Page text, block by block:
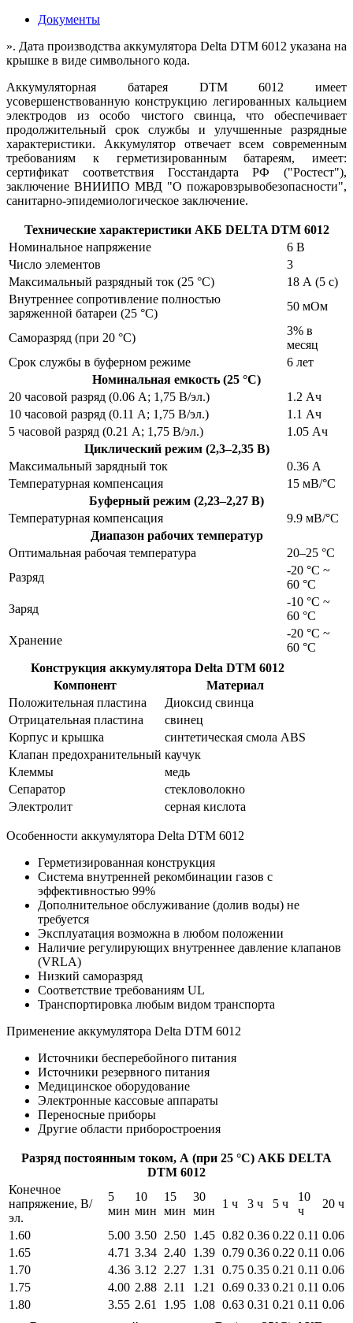
Документы
». Дата производства аккумулятора Delta DTM 6012 указана на
крышке в виде символьного кода.
Аккумуляторная батарея DTM 6012 имеет
усовершенствованную конструкцию легированных кальцием
электродов из особо чистого свинца, что обеспечивает
продолжительный срок службы и улучшенные разрядные
характеристики. Аккумулятор отвечает всем современным
требованиям к герметизированным батареям, имеет:
сертификат соответствия Госстандарта РФ ("Ростест"),
заключение ВНИИПО МВД "О пожаровзрывобезопасности",
санитарно-эпидемиологическое заключение.
Технические характеристики АКБ DELTA DTM 6012
Номинальное напряжение
6 В
Число элементов
3
Максимальный разрядный ток (25 °С)
18 А (5 с)
Внутреннее сопротивление полностью
заряженной батареи (25 °С)
50 мОм
Саморазряд (при 20 °С)
3% в
месяц
Срок службы в буферном режиме
6 лет
Номинальная емкость (25 °С)
20 часовой разряд (0.06 А; 1,75 В/эл.)
1.2 Ач
10 часовой разряд (0.11 А; 1,75 В/эл.)
1.1 Ач
5 часовой разряд (0.21 А; 1,75 В/эл.)
1.05 Ач
Циклический режим (2,3–2,35 В)
Максимальный зарядный ток
0.36 А
Температурная компенсация
15 мВ/°С
Буферный режим (2,23–2,27 В)
Температурная компенсация
9.9 мВ/°С
Диапазон рабочих температур
Оптимальная рабочая температура
20–25 °С
Разряд
-20 °С ~
60 °С
Заряд
-10 °С ~
60 °С
Хранение
-20 °С ~
60 °С
Конструкция аккумулятора Delta DTM 6012
Компонент
Материал
Положительная пластина
Диоксид свинца
Отрицательная пластина
свинец
Корпус и крышка
синтетическая смола ABS
Клапан предохранительный каучук
Клеммы
медь
Сепаратор
стекловолокно
Электролит
серная кислота
Особенности аккумулятора Delta DTM 6012
Герметизированная конструкция
Система внутренней рекомбинации газов с
эффективностью 99%
Дополнительное обслуживание (долив воды) не
требуется
Эксплуатация возможна в любом положении
Наличие регулирующих внутреннее давление клапанов
(VRLA)
Низкий саморазряд
Соответствие требованиям UL
Транспортировка любым видом транспорта
Применение аккумулятора Delta DTM 6012
Источники бесперебойного питания
Источники резервного питания
Медицинское оборудование
Электронные кассовые аппараты
Переносные приборы
Другие области приборостроения
Разряд постоянным током, А (при 25 °С) АКБ DELTA
DTM 6012
Конечное
напряжение, В/
эл.
5
мин
10
мин
15
мин
30
мин
1 ч 3 ч 5 ч
10
ч
20 ч
1.60 5.00 3.50 2.50 1.45 0.82 0.36 0.22 0.11 0.06
1.65
4.71 3.34 2.40 1.39 0.79 0.36 0.22 0.11 0.06
1.70
4.36 3.12 2.27 1.31 0.75 0.35 0.21 0.11 0.06
1.75
4.00 2.88 2.11 1.21 0.69 0.33 0.21 0.11 0.06
1.80
3.55 2.61 1.95 1.08 0.63 0.31 0.21 0.11 0.06